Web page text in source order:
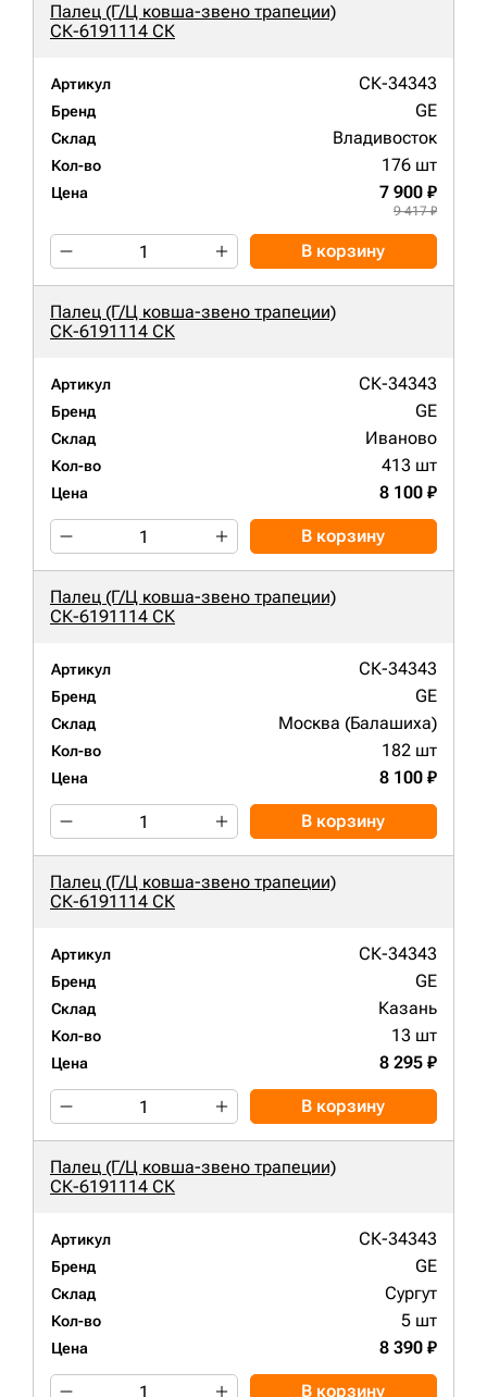
Палец (Г/Ц ковша-звено трапеции)
СК-6191114 СК
Артикул СК-34343
Бренд GE
Склад Владивосток
Кол-во 176 шт
Цена 7 900 ₽
9 417 ₽
В корзину
Палец (Г/Ц ковша-звено трапеции)
СК-6191114 СК
Артикул СК-34343
Бренд GE
Склад Иваново
Кол-во 413 шт
Цена 8 100 ₽
В корзину
Палец (Г/Ц ковша-звено трапеции)
СК-6191114 СК
Артикул СК-34343
Бренд GE
Склад Москва (Балашиха)
Кол-во 182 шт
Цена 8 100 ₽
В корзину
Палец (Г/Ц ковша-звено трапеции)
СК-6191114 СК
Артикул СК-34343
Бренд GE
Склад Казань
Кол-во 13 шт
Цена 8 295 ₽
В корзину
Палец (Г/Ц ковша-звено трапеции)
СК-6191114 СК
Артикул СК-34343
Бренд GE
Склад Сургут
Кол-во 5 шт
Цена 8 390 ₽
В корзину